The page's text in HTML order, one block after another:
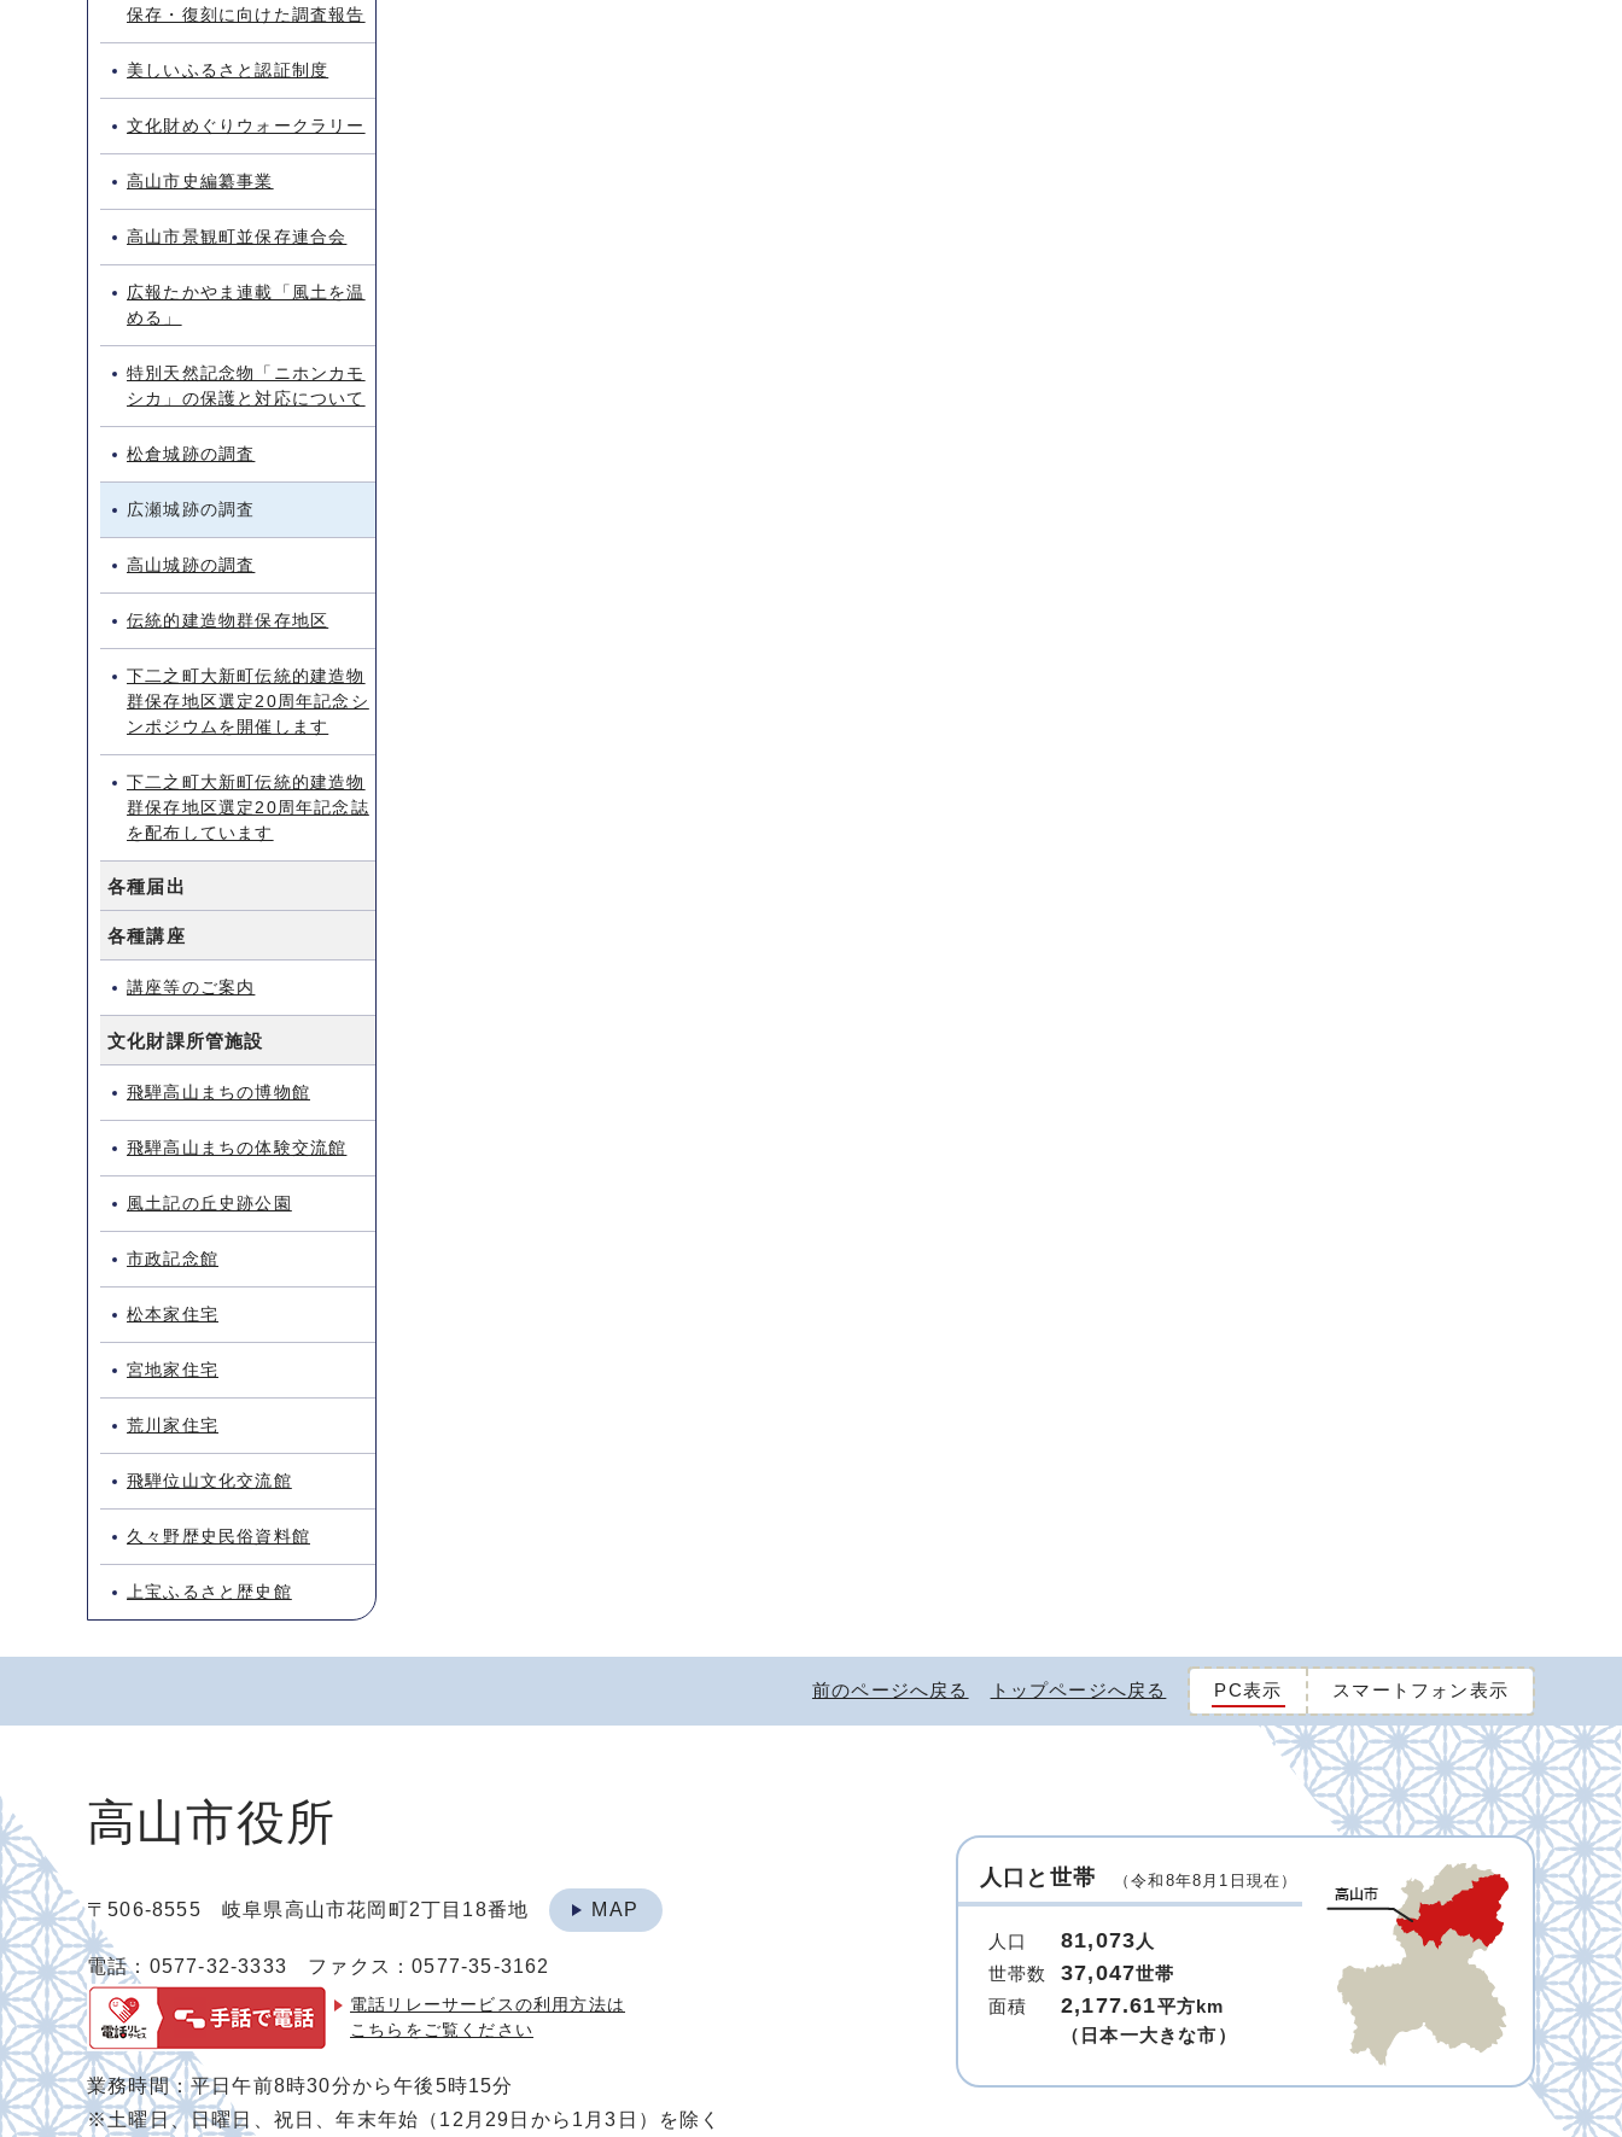
保存・復刻に向けた調査報告
美しいふるさと認証制度
文化財めぐりウォークラリー
高山市史編纂事業
高山市景観町並保存連合会
広報たかやま連載「風土を温
める」
特別天然記念物「ニホンカモ
シカ」の保護と対応について
松倉城跡の調査
広瀬城跡の調査
高山城跡の調査
伝統的建造物群保存地区
下二之町大新町伝統的建造物
群保存地区選定20周年記念シ
ンポジウムを開催します
下二之町大新町伝統的建造物
群保存地区選定20周年記念誌
を配布しています
各種届出
各種講座
講座等のご案内
文化財課所管施設
飛騨高山まちの博物館
飛騨高山まちの体験交流館
風土記の丘史跡公園
市政記念館
松本家住宅
宮地家住宅
荒川家住宅
飛騨位山文化交流館
久々野歴史民俗資料館
上宝ふるさと歴史館
前のページへ戻る トップページへ戻る PC表示 スマートフォン表示
高山市役所
〒506-8555 岐阜県高山市花岡町2丁目18番地 MAP
電話：0577-32-3333 ファクス：0577-35-3162
電話リレーサービスの利用方法は
こちらをご覧ください
業務時間：平日午前8時30分から午後5時15分
※土曜日、日曜日、祝日、年末年始（12月29日から1月3日）を除く
人口と世帯 （令和8年8月1日現在）
人口 81,073 人
世帯数
37,047世帯
面積
2,177.61平方km
（日本一大きな市）